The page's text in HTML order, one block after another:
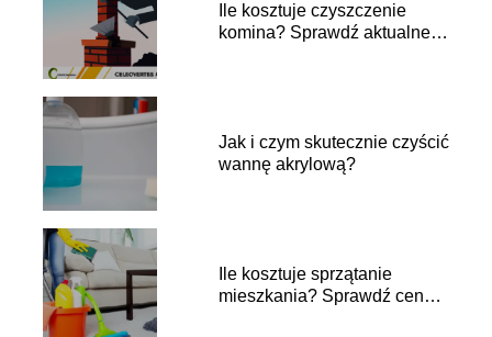
Ile kosztuje czyszczenie
komina? Sprawdź aktualne
Jak i czym skutecznie czyścić
wannę akrylową?
Ile kosztuje sprzątanie
mieszkania? Sprawdź ceny i